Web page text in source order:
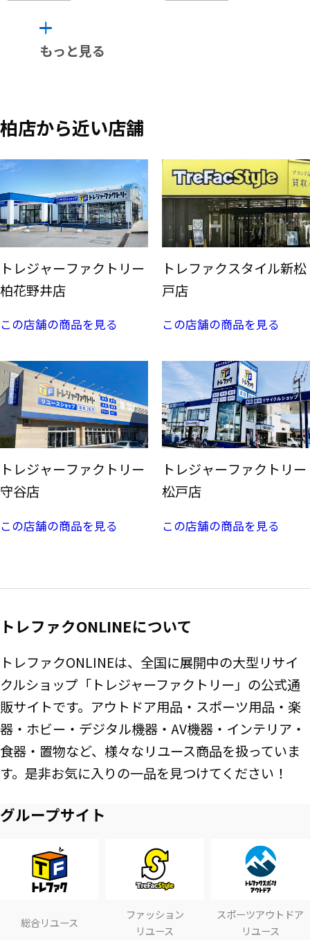
もっと見る
柏店から近い店舗
トレジャーファクトリー
柏花野井店
この店舗の商品を見る
トレファクスタイル新松
戸店
この店舗の商品を見る
トレジャーファクトリー
守谷店
この店舗の商品を見る
トレジャーファクトリー
松戸店
この店舗の商品を見る
トレファクONLINEについて
トレファクONLINEは、全国に展開中の大型リサイ
クルショップ「トレジャーファクトリー」の公式通
販サイトです。アウトドア用品・スポーツ用品・楽
器・ホビー・デジタル機器・AV機器・インテリア・
食器・置物など、様々なリユース商品を扱っていま
す。是非お気に入りの一品を見つけてください！
グループサイト
総合リユース
ファッション
リユース
スポーツアウトドア
リユース